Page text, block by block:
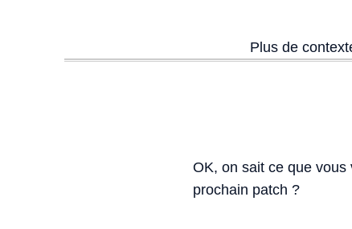
Plus de
OK, on sait ce que
prochain patch ?